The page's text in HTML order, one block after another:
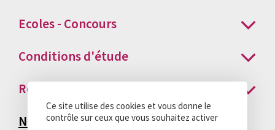
Ecoles - Concours
Conditions d'étude
Résultats
Nous contacter
Ce site utilise des cookies et vous donne le
contrôle sur ceux que vous souhaitez activer